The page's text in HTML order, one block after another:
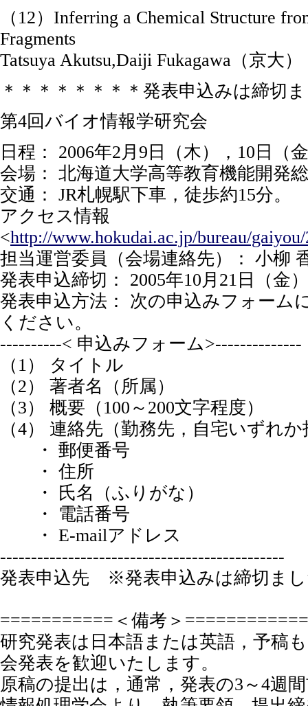
（12）Inferring a Chemical Structure
Fragments
Tatsuya Akutsu,Daiji Fukagawa（京大）
＊＊＊＊＊＊＊＊発表申込みは締切
第4回バイオ情報学研究会
日程： 2006年2月9日（木），10日（
会場： 北海道大学高等教育機能開発
交通： JR札幌駅下車，徒歩約15分。
アクセス情報
<http://www.hokudai.ac.jp/bureau/
担当運営委員（会場連絡先）： 小柳
発表申込締切： 2005年10月21日（金）
発表申込方法： 次の申込みフォーム
ください。
----------< 申込みフォーム>--------------
（1） タイトル
（2） 著者名（所属）
（3） 概要（100～200文字程度）
（4） 連絡先（勤務先，自宅いずれ
・ 郵便番号
・ 住所
・ 氏名（ふりがな）
・ 電話番号
・ E-mailアドレス
----------------------------------------------
発表申込先 ※発表申込みは締切ま
===========＜備考＞
研究発表は日本語または英語，予稿
会発表を歓迎いたします。
原稿の提出は，通常，発表の3～4週